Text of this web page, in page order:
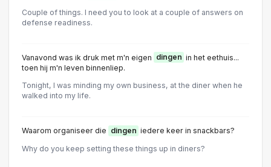
Couple of things. I need you to look at a couple of answers on
defense readiness.
Vanavond was ik druk met m'n eigen dingen in het eethuis...
toen hij m'n leven binnenliep.
Tonight, I was minding my own business, at the diner when he
walked into my life.
Waarom organiseer die dingen iedere keer in snackbars?
Why do you keep setting these things up in diners?